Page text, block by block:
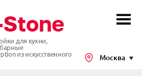
для кухни,
из искусственного
Москва